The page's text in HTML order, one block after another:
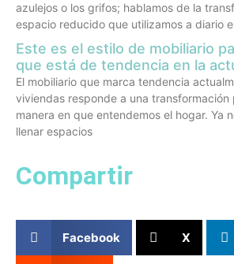
azulejos o los grifos; hablamos de la
espacio reducido que utilizamos a diario
Este es el estilo de mobiliario
que está de tendencia en la
El mobiliario que marca tendencia
viviendas responde a una transformación
manera en que entendemos el hogar. Ya
llenar espacios
Compartir
Facebook X